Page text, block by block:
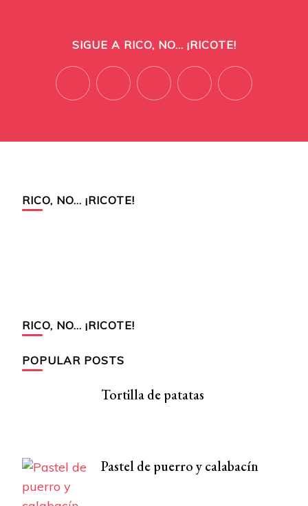
SIGUE A RICO, NO... ¡RICOTE!
RICO, NO… ¡RICOTE!
RICO, NO… ¡RICOTE!
POPULAR POSTS
Tortilla de patatas
Pastel de puerro y calabacín